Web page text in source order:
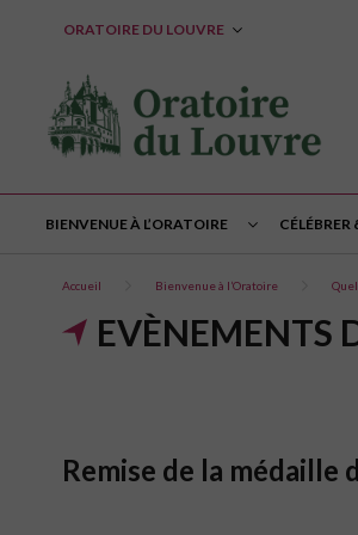
ORATOIRE DU LOUVRE
BIENVENUE À L’ORATOIRE CÉLÉBRER
Accueil Bienvenue à l’Oratoire
EVÈNEMENTS
Remise de la médaille